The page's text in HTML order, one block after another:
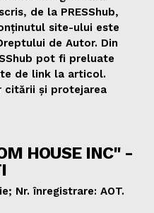
de la PRESShub,
site-ului este
de Autor. Din
pot fi preluate
de link la articol.
citării și protejarea
HOUSE INC" -
Nr. înregistrare: AOT.